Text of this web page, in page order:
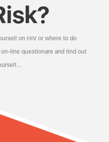
on HIV or where to do
line questionare and find out